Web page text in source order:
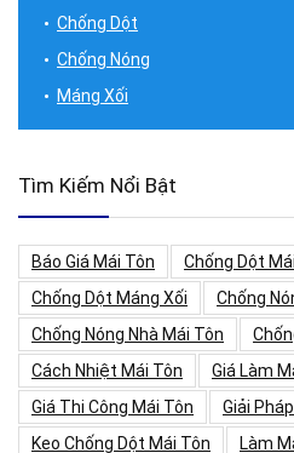
Chống Dột
Chống Nóng
Máng Xối
Tìm Kiếm Nổi Bật
Báo Giá Mái Tôn Chống Dột
Chống Dột Máng Xối
Chống
Chống Nóng Nhà Mái Tôn
Cách Nhiệt Mái Tôn
Giá Làm
Giá Thi Công Mái Tôn
Giải
Keo Chống Dột Mái Tôn
Làm